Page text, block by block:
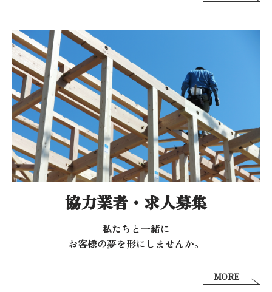
協力業者・求人募集
私たちと一緒に
お客様の夢を形にしませんか。
MORE